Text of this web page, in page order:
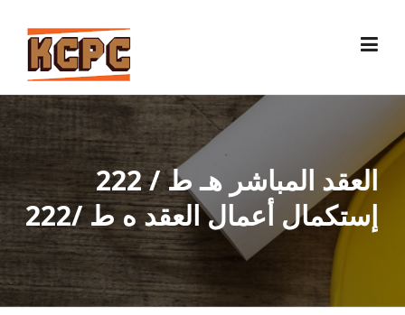
content
العقد المباشر هـ ط / 222
إستكمال أعمال العقد ه ط /222